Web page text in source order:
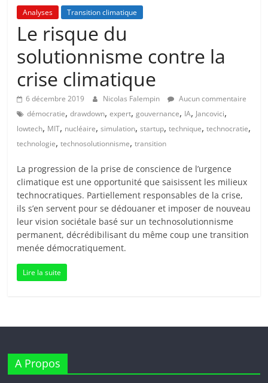
Analyses Transition climatique
Le risque du
solutionnisme contre la
crise climatique
6 décembre 2019 Nicolas Falempin
Aucun commentaire
démocratie,drawdown,expert,gouvernance, IA, Jancovici,
lowtech, MIT, nucléaire,simulation,startup,technique,technocratie,
technologie,technosolutionnisme,transition
La progression de la prise de conscience de l’urgence
climatique est une opportunité que saisissent les milieux
technocratiques. Partiellement responsables de la crise,
ils s’en servent pour se dédouaner et imposer de nouveau
leur vision sociétale basé sur un technosolutionnisme
permanent, décrédibilisant du même coup une transition
menée démocratiquement.
Lire la suite
A Propos